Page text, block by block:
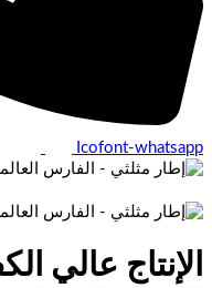
Icofont-whatsapp
الإنتاج عالي